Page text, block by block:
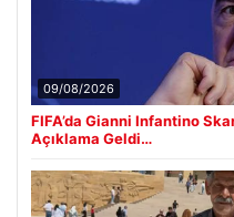
09/08/2026
FIFA’da Gianni Infantino
Açıklama Geldi…